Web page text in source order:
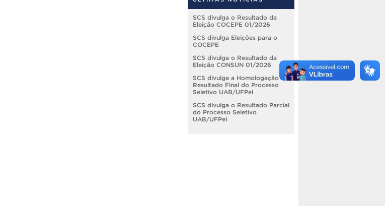
SCS divulga o Resultado da
Eleição COCEPE 01/2026
SCS divulga Eleições para o
COCEPE
SCS divulga o Resultado da
Eleição CONSUN 01/2026
SCS divulga a Homologação do
Resultado Final do Processo
Seletivo UAB/UFPel
SCS divulga o Resultado Parcial
do Processo Seletivo
UAB/UFPel